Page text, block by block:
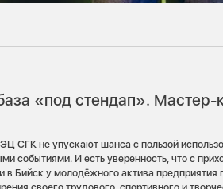
«под стендап». Мастер-
СГК не упускают шанса с пользой
событиями. И есть уверенность, что с
Бийск у молодёжного актива предприятия